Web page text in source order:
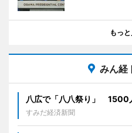
もっ
みん経
八広で「八八祭り」 1500
すみだ経済新聞